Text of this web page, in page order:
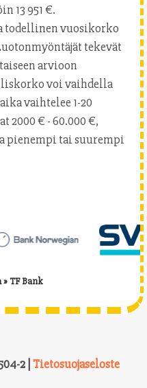
13 951 €.
todellinen vuosikorko
tekevät
arvioon
voi vaihdella
vaihtelee 1-20
2000 € - 60.000 €,
pienempi tai suurempi
»TF Bank
2 | Tietosuojaseloste